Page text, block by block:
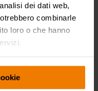
dei dati web,
combinarle
loro o che hanno
2" (f)
2" (m)